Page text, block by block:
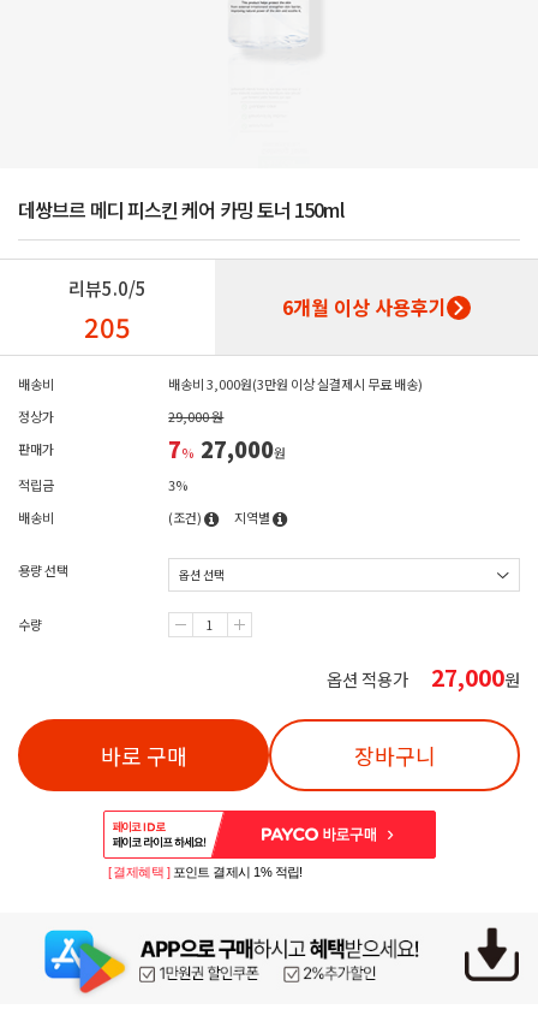
데쌍브르 메디 피스킨 케어 카밍 토너 150ml
리뷰5.0/5
205 6개월 이상 사용후기
배송비
배송비 3,000원(3만원 이상 실결제시 무료 배송)
정상가
29,000 원
판매가
7% 27,000원
적립금
3%
배송비
(조건) 지역별
용량 선택
수량
옵션 적용가 27,000원
바로 구매 장바구니
[ 결제혜택 ] 포인트 결제시 1% 적립!